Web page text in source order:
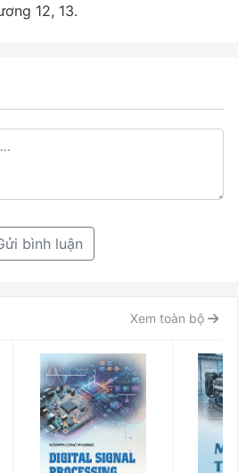
12, 13.
bình luận
Xem toàn bộ